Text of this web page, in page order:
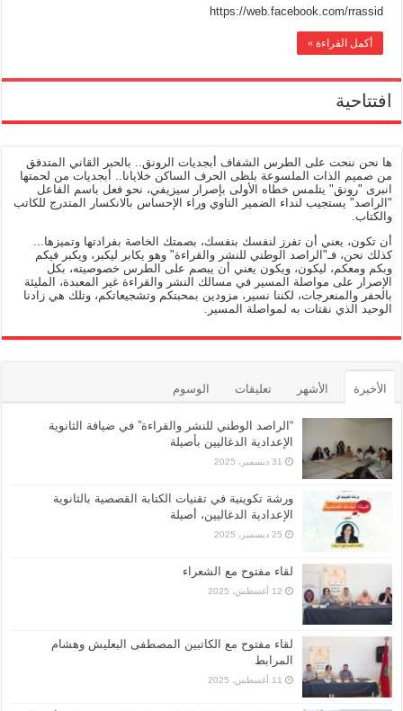
https://web.facebook.com/rrassid
أكمل القراءة »
افتتاحية
ها نحن ننحت على الطرس الشفاف أبجديات الرونق.. بالحبر القاني المتدفق
من صميم الذات الملسوعة بلظى الحرف الساكن خلايانا.. أبجديات من لحمتها
انبرى "رونق" يتلمس خطاه الأولى بإصرار سيزيفي، نحو فعل باسم الفاعل
"الراصد" يستجيب لنداء الضمير التاوي وراء الإحساس بالانكسار المتدرج للكاتب
والكتاب.
أن تكون، يعني أن تفرز لنفسك بنفسك، بصمتك الخاصة بفرادتها وتميزها...
كذلك نحن، فـ"الراصد الوطني للنشر والقراءة" وهو يكابر ليكبر، ويكبر فيكم
وبكم ومعكم، ليكون، ويكون يعني أن يبصم على الطرس خصوصيته، بكل
الإصرار على مواصلة المسير في مسالك النشر والقراءة غير المعبدة، المليئة
بالحفر والمنعرجات، لكننا نسير، مزودين بمحبتكم وتشجيعاتكم، وتلك هي زادنا
الوحيد الذي نقتات به لمواصلة المسير.
الأخيرة الأشهر تعليقات الوسوم
“الراصد الوطني للنشر والقراءة” في ضيافة الثانوية
الإعدادية الدغاليين بأصيلة
31 ديسمبر، 2025
ورشة تكوينية في تقنيات الكتابة القصصية بالثانوية
الإعدادية الدغاليين، أصيلة
25 ديسمبر، 2025
لقاء مفتوح مع الشعراء
12 أغسطس، 2025
لقاء مفتوح مع الكاتبين المصطفى البعليش وهشام
المرابط
11 أغسطس، 2025